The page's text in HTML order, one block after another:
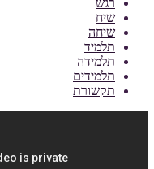
שיח
שיחה
תלמיד
תלמידה
תלמידים
תקשורת